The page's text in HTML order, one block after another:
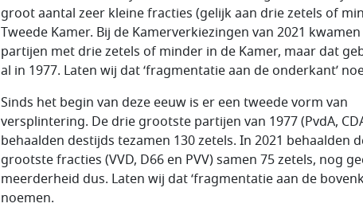
groot aantal zeer kleine fracties (gelijk aan drie zetels of
Tweede Kamer. Bij de Kamerverkiezingen van 2021
partijen met drie zetels of minder in de Kamer, maar dat
al in 1977. Laten wij dat ‘fragmentatie aan de onderkant’
Sinds het begin van deze eeuw is er een tweede vorm van
versplintering. De drie grootste partijen van 1977 (PvdA,
behaalden destijds tezamen 130 zetels. In 2021 behaalden
grootste fracties (VVD, D66 en PVV) samen 75 zetels, nog
meerderheid dus. Laten wij dat ‘fragmentatie aan de
noemen.